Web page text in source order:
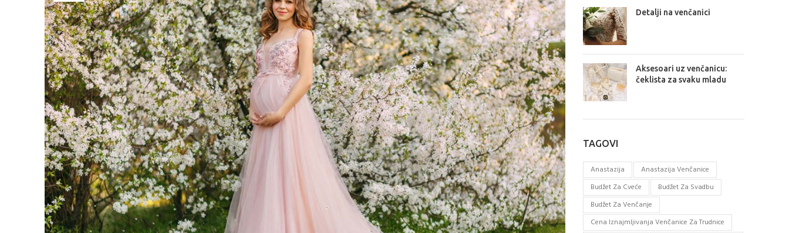
Detalji na venčanici
Aksesoari uz venčanicu:
čeklista za svaku mladu
TAGOVI
Anastazija
Anastazija Venčanice
Budžet Za Cveće
Budžet Za Svadbu
Budžet Za Venčanje
Cena Iznajmljivanja Venčanice Za Trudnice